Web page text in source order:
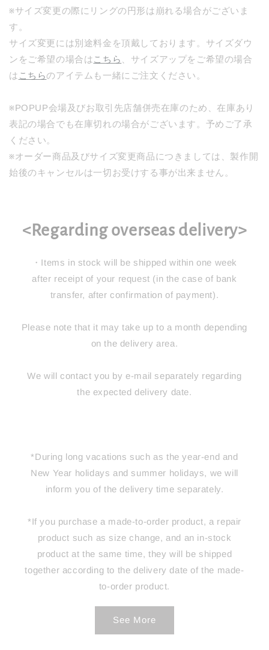
※サイズ変更の際にリングの円形は崩れる場合がございま
す。
サイズ変更には別途料金を頂戴しております。サイズダウ
ンをご希望の場合はこちら
、サイズアップをご希望の場合
は こちらのアイテムも一緒にご注文ください。
※POPUP会場及びお取引先店舗併売在庫のため、在庫あり
表記の場合でも在庫切れの場合がございます。予めご了承
ください。
※オーダー商品及びサイズ変更商品につきましては、製作開
始後のキャンセルは一切お受けする事が出来ません。
<Regarding overseas delivery>
・Items in stock will be shipped within one week
after receipt of your request (in the case of bank
transfer, after confirmation of payment).
Please note that it may take up to a month depending
on the delivery area.
We will contact you by e-mail separately regarding
the expected delivery date.
*During long vacations such as the year-end and
New Year holidays and summer holidays, we will
inform you of the delivery time separately.
*If you purchase a made-to-order product, a repair
product such as size change, and an in-stock
product at the same time, they will be shipped
together according to the delivery date of the made-
to-order product.
See More